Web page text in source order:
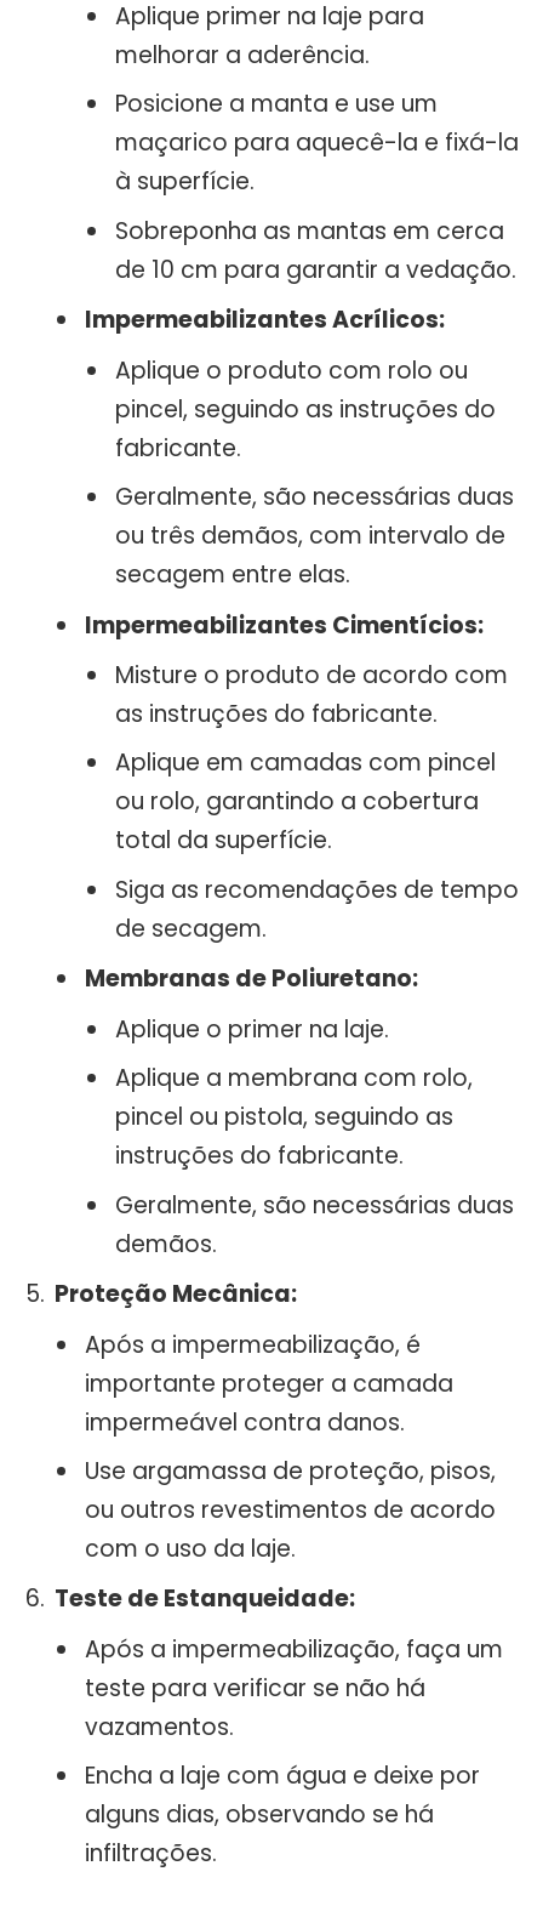
Aplique primer na laje para
melhorar a aderência.
Posicione a manta e use um
maçarico para aquecê-la e fixá-la
à superfície.
Sobreponha as mantas em cerca
de 10 cm para garantir a vedação.
Impermeabilizantes Acrílicos:
Aplique o produto com rolo ou
pincel, seguindo as instruções do
fabricante.
Geralmente, são necessárias duas
ou três demãos, com intervalo de
secagem entre elas.
Impermeabilizantes Cimentícios:
Misture o produto de acordo com
as instruções do fabricante.
Aplique em camadas com pincel
ou rolo, garantindo a cobertura
total da superfície.
Siga as recomendações de tempo
de secagem.
Membranas de Poliuretano:
Aplique o primer na laje.
Aplique a membrana com rolo,
pincel ou pistola, seguindo as
instruções do fabricante.
Geralmente, são necessárias duas
demãos.
Proteção Mecânica:
Após a impermeabilização, é
importante proteger a camada
impermeável contra danos.
Use argamassa de proteção, pisos,
ou outros revestimentos de acordo
com o uso da laje.
Teste de Estanqueidade:
Após a impermeabilização, faça um
teste para verificar se não há
vazamentos.
Encha a laje com água e deixe por
alguns dias, observando se há
infiltrações.